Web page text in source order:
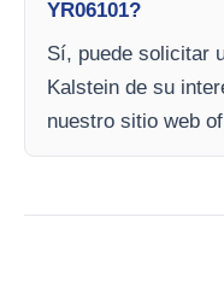
YR06101?
Sí, puede solicitar
Kalstein de su
nuestro sitio web